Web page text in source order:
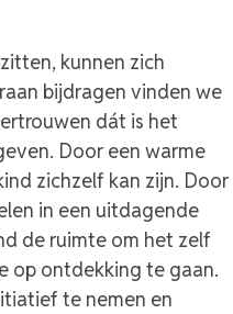
kunnen zich
bijdragen vinden we
dát is het
Door een warme
zichzelf kan zijn. Door
in een uitdagende
de ruimte om het zelf
op ontdekking te gaan.
te nemen en